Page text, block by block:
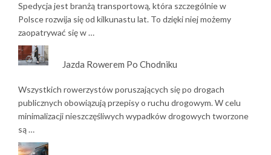
Spedycja jest branżą transportową, która szczególnie w
Polsce rozwija się od kilkunastu lat. To dzięki niej możemy
zaopatrywać się w …
Jazda Rowerem Po Chodniku
Wszystkich rowerzystów poruszających się po drogach
publicznych obowiązują przepisy o ruchu drogowym. W celu
minimalizacji nieszczęśliwych wypadków drogowych tworzone
są …